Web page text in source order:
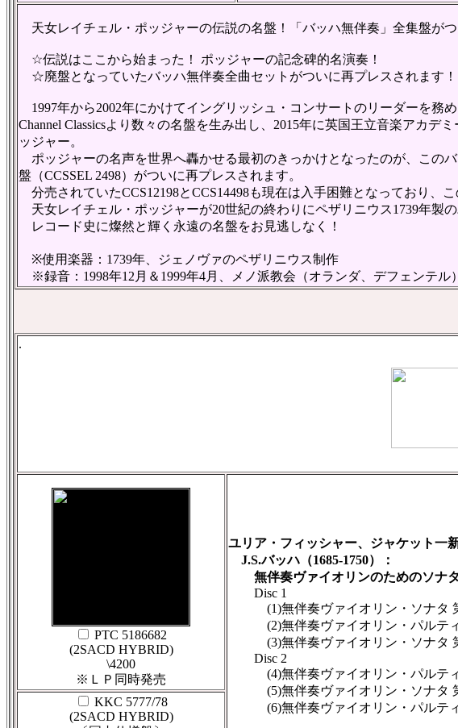
天女レイチェル・ポッジャーの伝説の名盤！「バッハ無伴奏」全集盤が
☆伝説はここから始まった！ ポッジャーの記念碑的名演奏！
☆廃盤となっていたバッハ無伴奏全曲セットがついに再プレスされます！
1997年から2002年にかけてイングリッシュ・コンサートのリーダーを務
Channel Classicsより数々の名盤を生み出し、2015年に英国王立音楽アカ
ッジャー。
ポッジャーの名声を世界へ轟かせる最初のきっかけとなったのが、この
盤（CCSSEL 2498）がついに再プレスされます。
分売されていたCCS12198とCCS14498も現在は入手困難となっており、
天女レイチェル・ポッジャーが20世紀の終わりにペザリニウス1739年製
レコード史に燦然と輝く永遠の名盤をお見逃しなく！
※使用楽器：1739年、ジェノヴァのペザリニウス制作
※録音：1998年12月＆1999年4月、メノ派教会（オランダ、デフェンテル）
.
PTC 5186682
(2SACD HYBRID)
\4200
※ＬＰ同時発売
ユリア・フィッシャー、ジャケット一
J.S.バッハ（1685-1750）：
無伴奏ヴァイオリンのためのソナタ
Disc 1
(1)無伴奏ヴァイオリン・ソナタ 第
(2)無伴奏ヴァイオリン・パルティ
(3)無伴奏ヴァイオリン・ソナタ 第
Disc 2
(4)無伴奏ヴァイオリン・パルティ
(5)無伴奏ヴァイオリン・ソナタ 第
(6)無伴奏ヴァイオリン・パルティ
KKC 5777/78
(2SACD HYBRID)